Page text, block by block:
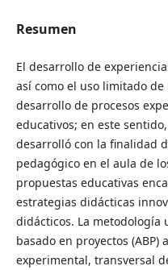
Resumen
El desarrollo de
así como el uso limitado
desarrollo de procesos
educativos; en este
desarrolló con la finalidad
pedagógico en el aula de
propuestas educativas
estrategias didácticas
didácticos. La
basado en proyectos
experimental, transversal